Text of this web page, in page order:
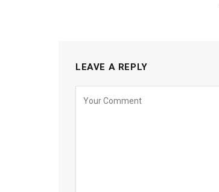
LEAVE A REPLY